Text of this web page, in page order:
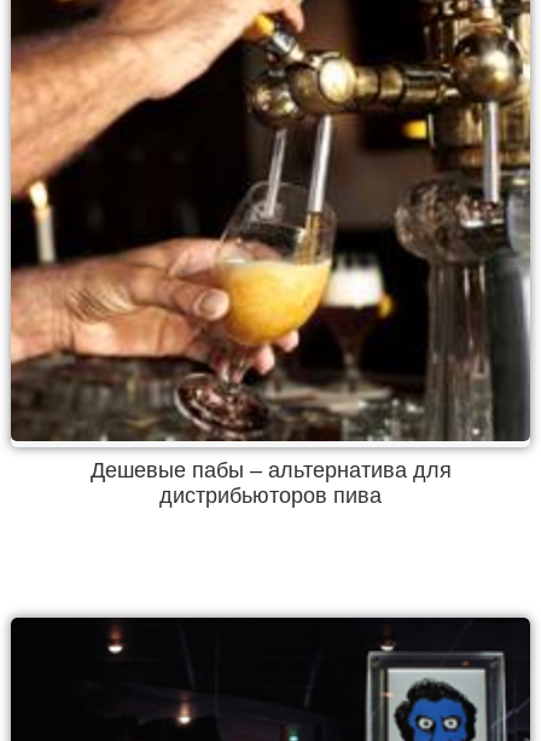
Дешевые пабы – альтернатива для
дистрибьюторов пива